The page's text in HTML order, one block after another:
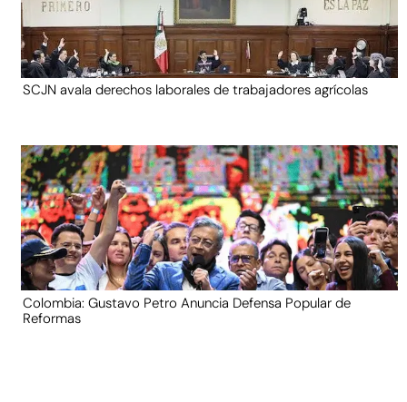
SCJN avala derechos laborales de trabajadores agrícolas
Colombia: Gustavo Petro Anuncia Defensa Popular de
Reformas